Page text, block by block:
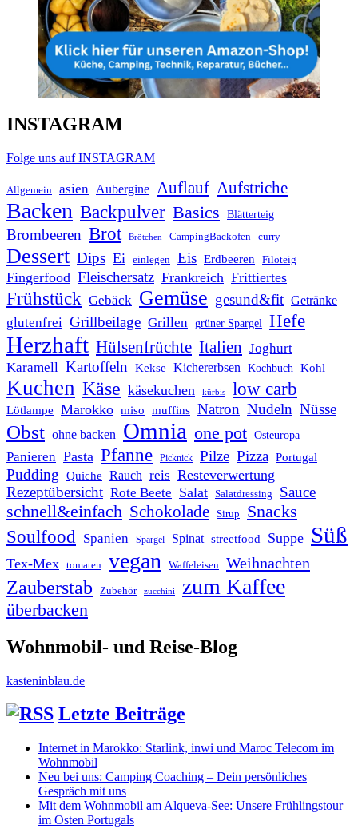
INSTAGRAM
Folge uns auf INSTAGRAM
Allgemein asien Aubergine Auflauf Aufstriche
Backen Backpulver Basics Blätterteig
Brombeeren Brot Brötchen CampingBackofen curry
Dessert Dips Ei einlegen Eis Erdbeeren Filoteig
Fingerfood Fleischersatz Frankreich Frittiertes
Frühstück Gebäck Gemüse gesund&fit Getränke
glutenfrei Grillbeilage Grillen grüner Spargel Hefe
Herzhaft Hülsenfrüchte Italien Joghurt
Karamell Kartoffeln Kekse Kichererbsen Kochbuch Kohl
Kuchen Käse käsekuchen kürbis low carb
Lötlampe Marokko miso muffins Natron Nudeln Nüsse
Obst ohne backen Omnia one pot Osteuropa
Panieren Pasta Pfanne Picknick Pilze Pizza Portugal
Pudding Quiche Rauch reis Resteverwertung
Rezeptübersicht Rote Beete Salat Salatdressing Sauce
schnell&einfach Schokolade Sirup Snacks
Soulfood Spanien Spargel Spinat streetfood Suppe Süß
Tex-Mex tomaten vegan Waffeleisen Weihnachten
Zauberstab Zubehör zucchini zum Kaffee
überbacken
Wohnmobil- und Reise-Blog
kasteninblau.de
Letzte Beiträge
Internet in Marokko: Starlink, inwi und Maroc Telecom im
Wohnmobil
Neu bei uns: Camping Coaching – Dein persönliches
Gespräch mit uns
Mit dem Wohnmobil am Alqueva-See: Unsere Frühlingstour
im Osten Portugals